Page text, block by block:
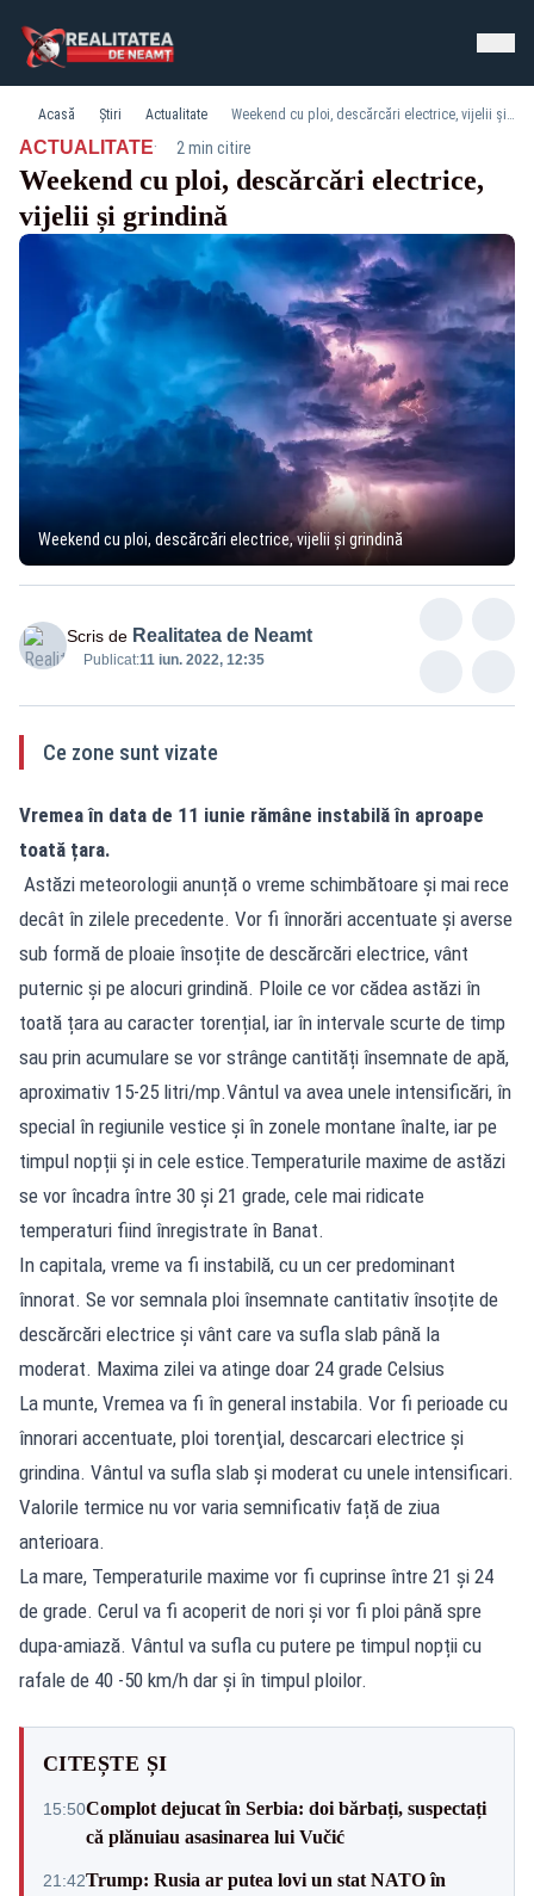
Acasă Știri Actualitate Weekend cu ploi, descărcări electrice, vijelii și grindină
ACTUALITATE· 2 min citire
Weekend cu ploi, descărcări electrice,
vijelii și grindină
Weekend cu ploi, descărcări electrice, vijelii și grindină
Scris de Realitatea de Neamt
Publicat:11 iun. 2022, 12:35
Ce zone sunt vizate
Vremea în data de 11 iunie rămâne instabilă în aproape
toată țara.
Astăzi meteorologii anunță o vreme schimbătoare și mai rece
decât în zilele precedente. Vor fi înnorări accentuate și averse
sub formă de ploaie însoțite de descărcări electrice, vânt
puternic și pe alocuri grindină. Ploile ce vor cădea astăzi în
toată țara au caracter torențial, iar în intervale scurte de timp
sau prin acumulare se vor strânge cantități însemnate de apă,
aproximativ 15-25 litri/mp.Vântul va avea unele intensificări, în
special în regiunile vestice și în zonele montane înalte, iar pe
timpul nopții și in cele estice.Temperaturile maxime de astăzi
se vor încadra între 30 și 21 grade, cele mai ridicate
temperaturi fiind înregistrate în Banat.
In capitala, vreme va fi instabilă, cu un cer predominant
înnorat. Se vor semnala ploi însemnate cantitativ însoțite de
descărcări electrice și vânt care va sufla slab până la
moderat. Maxima zilei va atinge doar 24 grade Celsius
La munte, Vremea va fi în general instabila. Vor fi perioade cu
înnorari accentuate, ploi torenţial, descarcari electrice și
grindina. Vântul va sufla slab și moderat cu unele intensificari.
Valorile termice nu vor varia semnificativ față de ziua
anterioara.
La mare, Temperaturile maxime vor fi cuprinse între 21 şi 24
de grade. Cerul va fi acoperit de nori şi vor fi ploi până spre
dupa-amiază. Vântul va sufla cu putere pe timpul nopții cu
rafale de 40 -50 km/h dar și în timpul ploilor.
CITEȘTE ȘI
15:50Complot dejucat în Serbia: doi bărbați, suspectați
că plănuiau asasinarea lui Vučić
21:42Trump: Rusia ar putea lovi un stat NATO în